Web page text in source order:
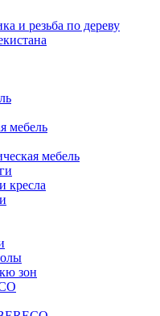
и резьба по дереву
мебель
мебель
кресла
зон